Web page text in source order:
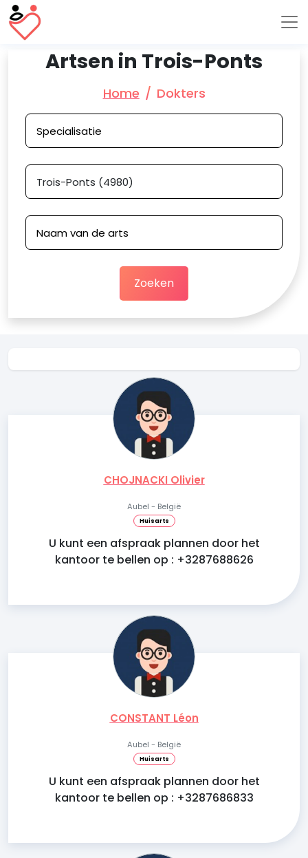
Artsen in Trois-Ponts
Home Dokters
Zoeken
CHOJNACKI Olivier
Aubel - België
Huisarts
U kunt een afspraak plannen door het
kantoor te bellen op : +3287688626
CONSTANT Léon
Aubel - België
Huisarts
U kunt een afspraak plannen door het
kantoor te bellen op : +3287686833